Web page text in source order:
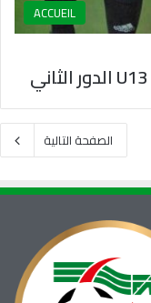
ACCUEIL
الصفحة التالية